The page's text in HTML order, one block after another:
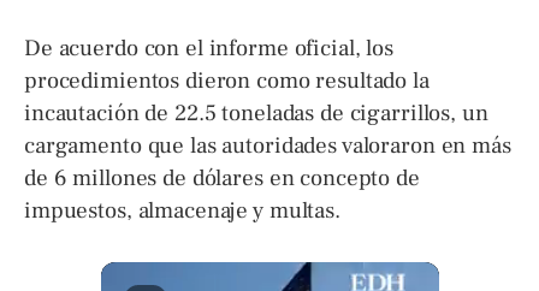
De acuerdo con el informe oficial, los
procedimientos dieron como resultado la
incautación de 22.5 toneladas de cigarrillos, un
cargamento que las autoridades valoraron en más
de 6 millones de dólares en concepto de
impuestos, almacenaje y multas.